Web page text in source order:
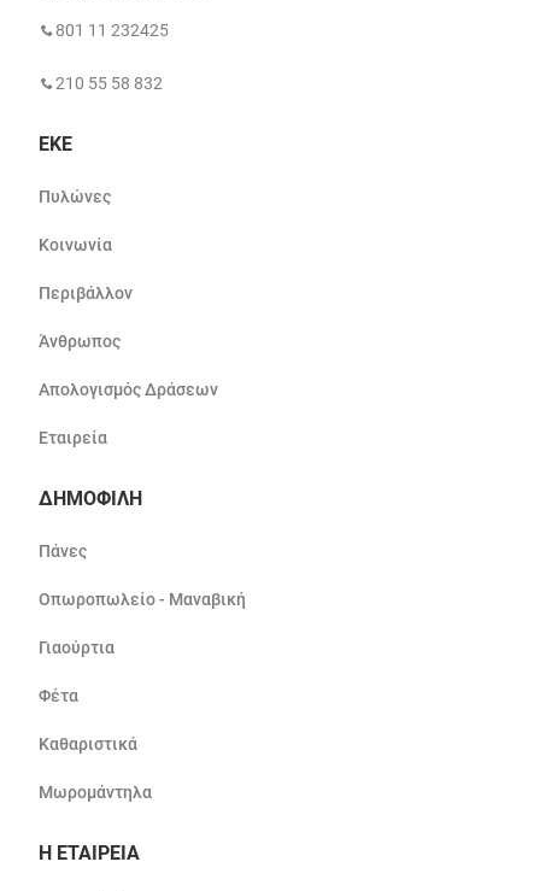
801 11 232425
210 55 58 832
ΕΚΕ
Πυλώνες
Κοινωνία
Περιβάλλον
Άνθρωπος
Απολογισμός Δράσεων
Εταιρεία
ΔΗΜΟΦΙΛΗ
Πάνες
Οπωροπωλείο - Μαναβική
Γιαούρτια
Φέτα
Καθαριστικά
Μωρομάντηλα
Η ΕΤΑΙΡΕΙΑ